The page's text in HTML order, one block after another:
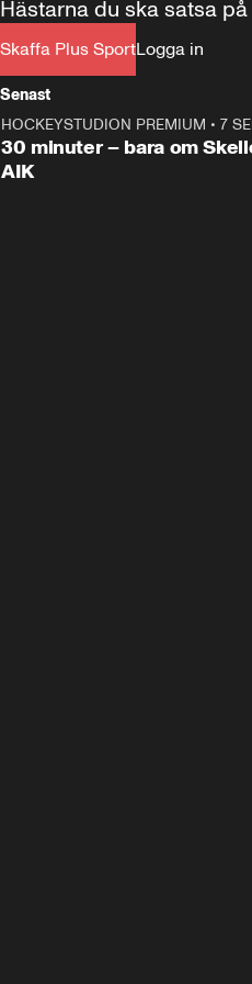
Skaffa Plus SportLogga in
Hästarna du ska satsa
Senast
Plus
HOCKEYSTUDION PREMIUM • 7
30 minuter – bara om
AIK